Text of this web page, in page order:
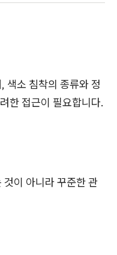
색소 침착의 종류와 정
한 접근이 필요합니다.
이 아니라 꾸준한 관